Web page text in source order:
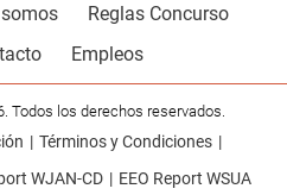
Reglas Concurso
Empleos
Todos los derechos reservados.
Términos y Condiciones
WJAN-CD EEO Report WSUA